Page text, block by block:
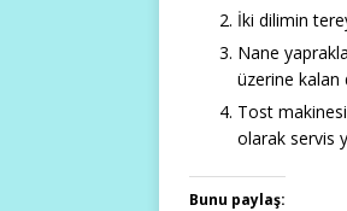
İki dilimin
Nane
üzerine kalan
Tost
olarak servis
Bunu paylaş: